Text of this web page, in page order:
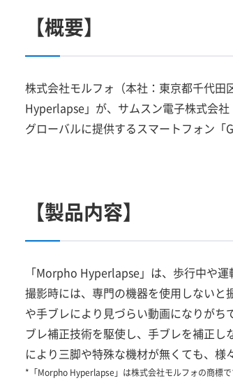
【概要】
株式会社モルフォ（本社：東京都千代
Hyperlapse」が、サムスン電子株式会
グローバルに提供するスマートフォン「
【製品内容】
「Morpho Hyperlapse」は、歩行中や
撮影時には、専門の機器を使用しない
や手ブレにより見づらい動画になりがち
ブレ補正技術を駆使し、手ブレを補正
により三脚や特殊な機材が無くても、様
*「Morpho Hyperlapse」は株式会社モルフォの商標で